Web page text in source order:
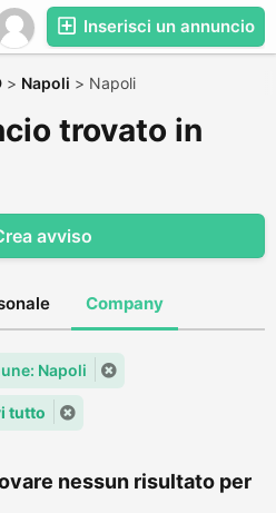
Inserisci un annuncio
> Napoli > Napoli
trovato in
avviso
Company
Napoli
tutto
nessun risultato per